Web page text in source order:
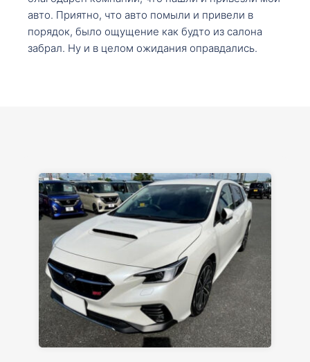
авто. Приятно, что авто помыли и привели в
порядок, было ощущение как будто из салона
забрал. Ну и в целом ожидания оправдались.